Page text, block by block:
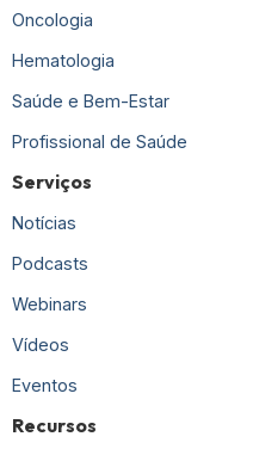
Oncologia
Hematologia
Saúde e Bem-Estar
Profissional de Saúde
Serviços
Notícias
Podcasts
Webinars
Vídeos
Eventos
Recursos